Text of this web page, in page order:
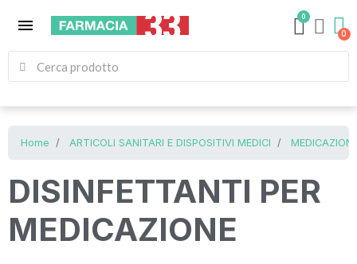
menu 0
Home ARTICOLI SANITARI E DISPOSITIVI MEDICI
DISINFETTANTI PER
MEDICAZIONE